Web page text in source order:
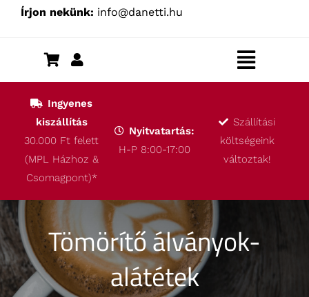
Írjon nekünk: info@danetti.hu
Toggle
Kezdőlap
Termékeink
Robbantott ábrák
Kapcsolat
Ingyenes
kiszállítás
30.000 Ft felett
(MPL Házhoz &
Csomagpont)*
Nyitvatartás:
H-P 8:00-17:00
Szállítási
költségeink
változtak!
Tömörítő álványok-
alátétek